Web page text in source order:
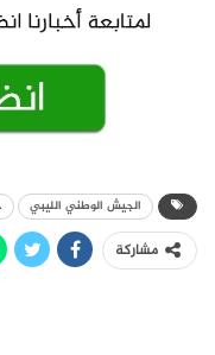
الجيش الوطني الليبي
مشاركة